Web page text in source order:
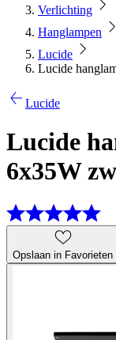
Verlichting
Hanglampen
Lucide
Lucide
Lucide
Lucide
6x35W
Opslaan in Favorieten